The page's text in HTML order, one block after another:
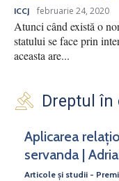
ICCJ februarie 24, 2020
Atunci când există o
statului se face prin
aceasta are...
Dreptul în
Aplicarea
servanda |
Articole și studii -